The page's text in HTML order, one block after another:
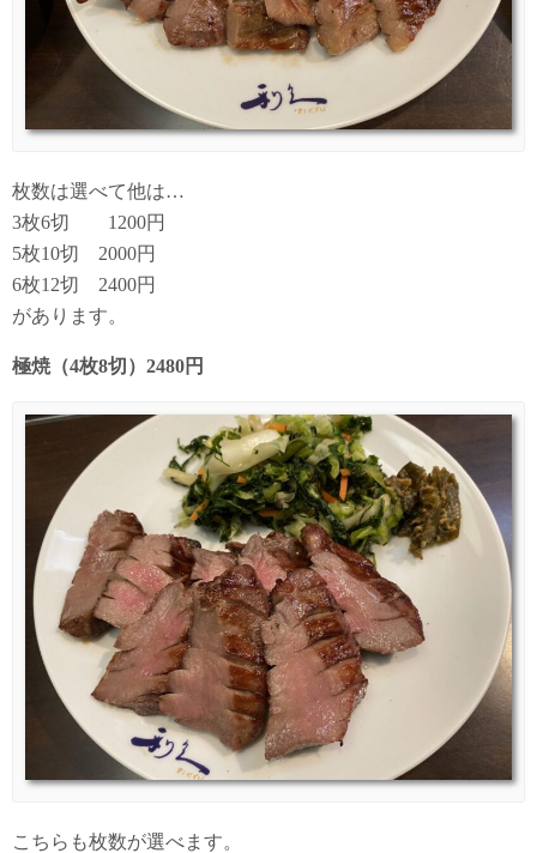
枚数は選べて他は…
3枚6切 1200円
5枚10切 2000円
6枚12切 2400円
があります。
極焼（4枚8切）2480円
こちらも枚数が選べます。